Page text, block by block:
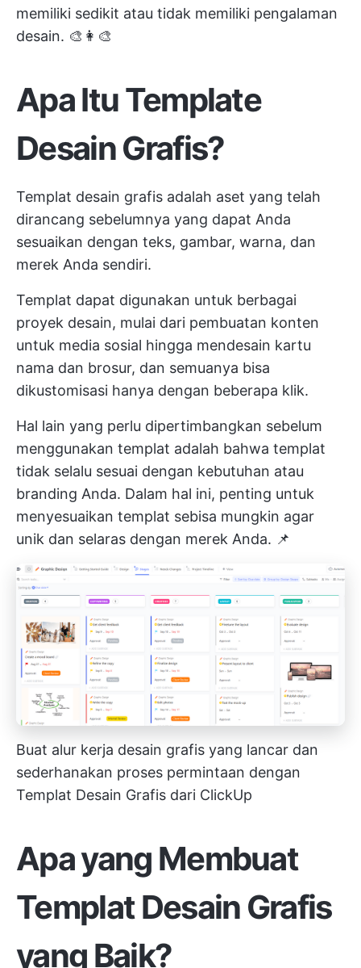
memiliki sedikit atau tidak memiliki pengalaman
desain. 🎨👩‍🎨
Apa Itu Template
Desain Grafis?
Templat desain grafis adalah aset yang telah
dirancang sebelumnya yang dapat Anda
sesuaikan dengan teks, gambar, warna, dan
merek Anda sendiri.
Templat dapat digunakan untuk berbagai
proyek desain, mulai dari pembuatan konten
untuk media sosial hingga mendesain kartu
nama dan brosur, dan semuanya bisa
dikustomisasi hanya dengan beberapa klik.
Hal lain yang perlu dipertimbangkan sebelum
menggunakan templat adalah bahwa templat
tidak selalu sesuai dengan kebutuhan atau
branding Anda. Dalam hal ini, penting untuk
menyesuaikan templat sebisa mungkin agar
unik dan selaras dengan merek Anda. 📌
Buat alur kerja desain grafis yang lancar dan
sederhanakan proses permintaan dengan
Templat Desain Grafis dari ClickUp
Apa yang Membuat
Templat Desain Grafis
yang Baik?